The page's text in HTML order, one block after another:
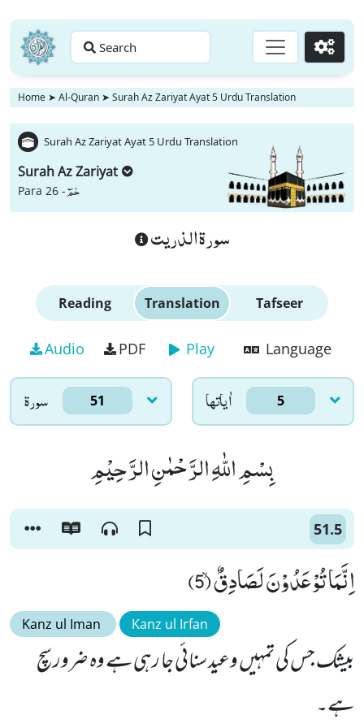
Search Go
Home ➤ Al-Quran ➤ Surah Az Zariyat Ayat 5 Urdu Translation
Surah Az Zariyat Ayat 5 Urdu Translation
Surah Az Zariyat
Para 26 -حٰمٓ
سورة الذريت
Reading Translation Tafseer
Audio PDF Play Language
سورۃ 51 اٰياتها 5
بِسْمِ اللّٰهِ الرَّحْمٰنِ الرَّحِیْمِ
51.5
اِنَّمَا تُوْعَدُوْنَ لَصَادِقٌۙ (5)
Kanz ul Iman Kanz ul Irfan
بیشک جس کی تمہیں وعید سنائی جا رہی ہے وہ ضرور سچ
ہے۔